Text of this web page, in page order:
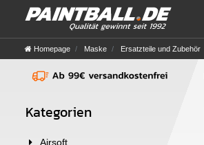
Homepage Maske Ersatzteile und Zubehör
Kategorien
Airsoft